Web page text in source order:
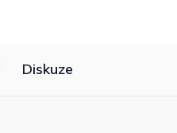
Diskuze